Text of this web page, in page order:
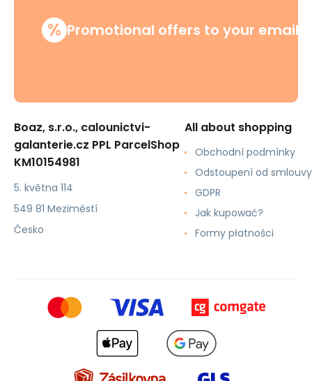
% Promotional offers to your email
Boaz, s.r.o., calounictvi-
galanterie.cz PPL ParcelShop
KM10154981
5. května 114
549 81 Meziměstí
Česko
All about shopping
Obchodní podmínky
Odstoupení od smlouvy
GDPR
Jak kupować?
Formy płatności